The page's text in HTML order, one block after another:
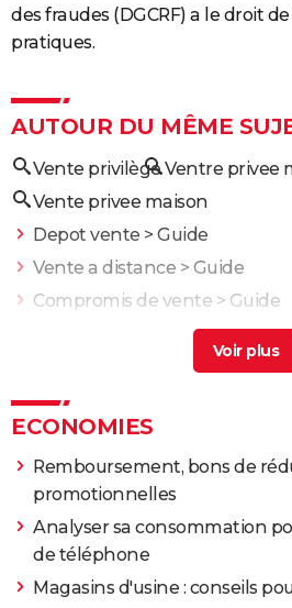
des fraudes (DGCRF) a le droit
pratiques.
AUTOUR DU MÊME
Vente privilègeVentre privee
Vente privee maison
Depot vente > Guide
Vente a distance > Guide
Compromis de vente > Guide
Promesse de vente> Guide
> Guide
ECONOMIES
Remboursement, bons de
promotionnelles
Analyser sa consommation
de téléphone
Magasins d'usine : conseils